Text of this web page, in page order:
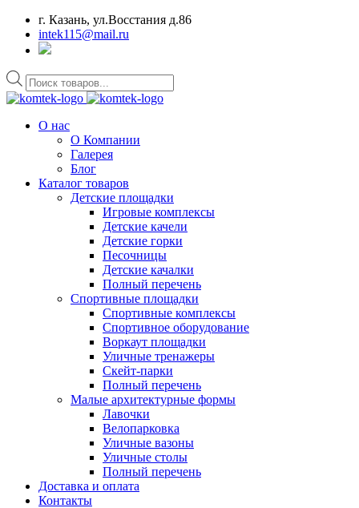
г. Казань, ул.Восстания д.86
intek115@mail.ru
Поиск
товаров
О нас
О Компании
Галерея
Блог
Каталог товаров
Детские площадки
Игровые комплексы
Детские качели
Детские горки
Песочницы
Детские качалки
Полный перечень
Спортивные площадки
Спортивные комплексы
Спортивное оборудование
Воркаут площадки
Уличные тренажеры
Скейт-парки
Полный перечень
Малые архитектурные формы
Лавочки
Велопарковка
Уличные вазоны
Уличные столы
Полный перечень
Доставка и оплата
Контакты